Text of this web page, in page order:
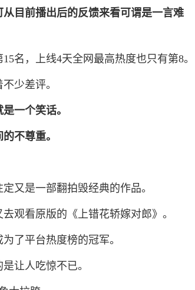
目前播出后的反馈来看可谓是一言难
名，上线4天全网最高热度也只有第8。
少差评。
一个笑话。
不尊重。
又是一部翻拍毁经典的作品。
观看原版的《上错花轿嫁对郎》。
了平台热度榜的冠军。
让人吃惊不已。